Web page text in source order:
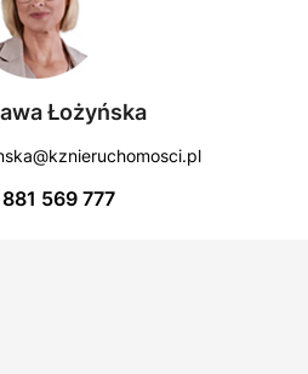
Łożyńska
569 777